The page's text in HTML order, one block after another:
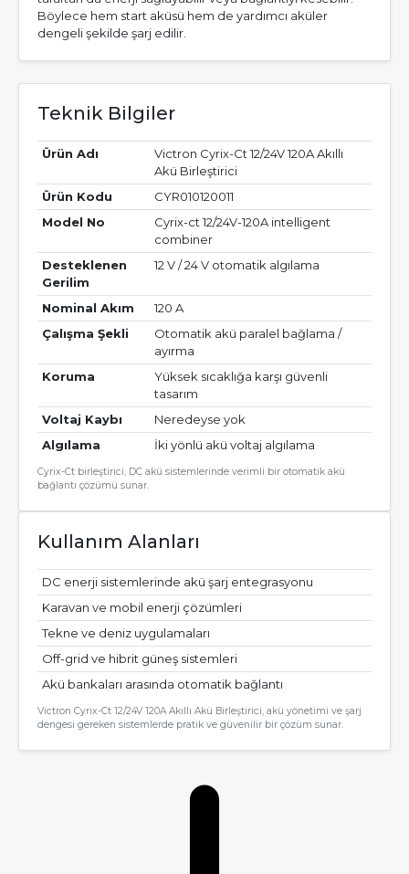
Böylece hem start aküsü hem de yardımcı aküler
dengeli şekilde şarj edilir.
Teknik Bilgiler
Ürün Adı
Victron Cyrix-Ct 12/24V 120A Akıllı
Akü Birleştirici
Ürün Kodu
CYR010120011
Model No
Cyrix-ct 12/24V-120A intelligent
combiner
Desteklenen
Gerilim
12 V / 24 V otomatik algılama
Nominal Akım
120 A
Çalışma Şekli
Otomatik akü paralel bağlama /
ayırma
Koruma
Yüksek sıcaklığa karşı güvenli
tasarım
Voltaj Kaybı
Neredeyse yok
Algılama
İki yönlü akü voltaj algılama
Cyrix-Ct birleştirici, DC akü sistemlerinde verimli bir otomatik akü
bağlantı çözümü sunar.
Kullanım Alanları
DC enerji sistemlerinde akü şarj entegrasyonu
Karavan ve mobil enerji çözümleri
Tekne ve deniz uygulamaları
Off-grid ve hibrit güneş sistemleri
Akü bankaları arasında otomatik bağlantı
Victron Cyrix-Ct 12/24V 120A Akıllı Akü Birleştirici, akü yönetimi ve şarj
dengesi gereken sistemlerde pratik ve güvenilir bir çözüm sunar.